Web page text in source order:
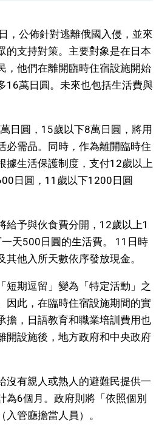
official SNS
，公佈針對逃離俄國入侵，並來
的支持對策。主要對象是在日本
，他們在離開臨時住宿設施開始
16萬日圓。未來也包括生活費與
日圓，15歲以下8萬日圓，將用
必需品。同時，作為離開臨時住
據生活保護制度，支付12歲以上
日圓，11歲以下1200日圓
給予與伙食費分開，12歲以上1
天500日圓的生活費。 11日時
他入所天數依序發放現金。
短期逗留」變為「特定活動」之
因此，在臨時住宿設施期間的實
擔，日語教育和職業培訓費用也
開設施後，地方政府和中央政府
沒有親人或熟人的避難民提供一
為6個月。政府則將「依照個別
管廳擔當人員）。